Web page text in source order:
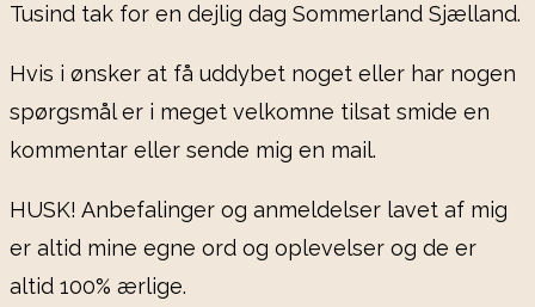
Tusind tak for en dejlig dag Sommerland Sjælland.
Hvis i ønsker at få uddybet noget eller har nogen
spørgsmål er i meget velkomne tilsat smide en
kommentar eller sende mig en mail.
HUSK! Anbefalinger og anmeldelser lavet af mig
er altid mine egne ord og oplevelser og de er
altid 100% ærlige.